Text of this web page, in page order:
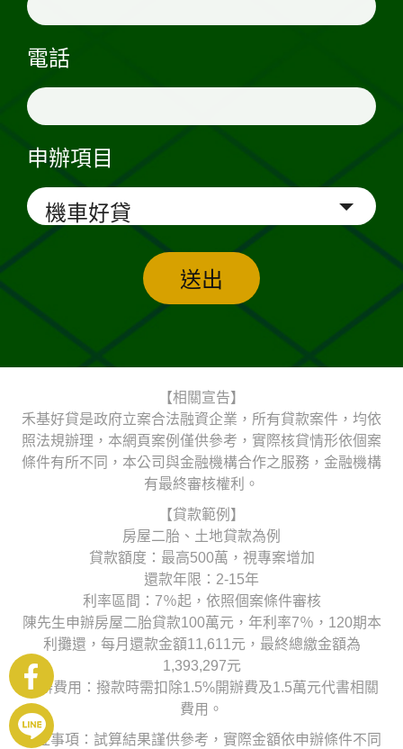
電話
申辦項目
送出
【相關宣告】
禾基好貸是政府立案合法融資企業，所有貸款案件，均依
照法規辦理，本網頁案例僅供參考，實際核貸情形依個案
條件有所不同，本公司與金融機構合作之服務，金融機構
有最終審核權利。
【貸款範例】
房屋二胎、土地貸款為例
貸款額度：最高500萬，視專案增加
還款年限：2-15年
利率區間：7％起，依照個案條件審核
陳先生申辦房屋二胎貸款100萬元，年利率7％，120期本
利攤還，每月還款金額11,611元，最終總繳金額為
1,393,297元
申辦費用：撥款時需扣除1.5%開辦費及1.5萬元代書相關
費用。
備註事項：試算結果謹供參考，實際金額依申辦條件不同